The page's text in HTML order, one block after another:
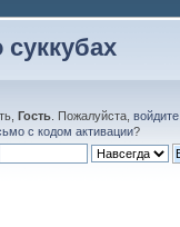
Гость . Пожалуйста, войдите
с кодом активации?